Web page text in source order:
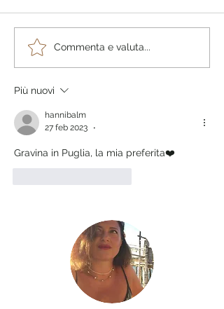
Rassegna stampa di
Manuela Lenoci "A
Pugliese Around the
World"
Commenta e valuta...
Più nuovi
hannibalm
27 feb 2023
•
Gravina in Puglia, la mia preferita❤️